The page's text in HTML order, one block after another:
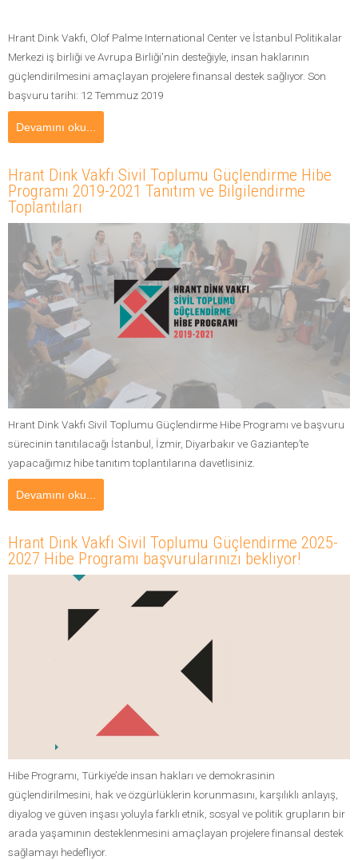
Hrant Dink Vakfı, Olof Palme International Center ve İstanbul Politikalar
Merkezi iş birliği ve Avrupa Birliği'nin desteğiyle, insan haklarının
güçlendirilmesini amaçlayan projelere finansal destek sağlıyor. Son
başvuru tarihi: 12 Temmuz 2019
Devamını oku...
Hrant Dink Vakfı Sivil Toplumu Güçlendirme Hibe
Programı 2019-2021 Tanıtım ve Bilgilendirme
Toplantıları
Hrant Dink Vakfı Sivil Toplumu Güçlendirme Hibe Programı ve başvuru
sürecinin tanıtılacağı İstanbul, İzmir, Diyarbakır ve Gaziantep’te
yapacağımız hibe tanıtım toplantılarına davetlisiniz.
Devamını oku...
Hrant Dink Vakfı Sivil Toplumu Güçlendirme 2025-
2027 Hibe Programı başvurularınızı bekliyor!
Hibe Programı, Türkiye’de insan hakları ve demokrasinin
güçlendirilmesini, hak ve özgürlüklerin korunmasını, karşılıklı anlayış,
diyalog ve güven inşası yoluyla farklı etnik, sosyal ve politik grupların bir
arada yaşamının desteklenmesini amaçlayan projelere finansal destek
sağlamayı hedefliyor.